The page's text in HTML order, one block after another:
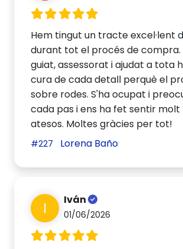
Hem tingut un tracte excel·lent
durant tot el procés de compra.
guiat, assessorat i ajudat a tota
cura de cada detall perquè el
sobre rodes. S'ha ocupat i
cada pas i ens ha fet sentir molt
atesos. Moltes gràcies per tot!
#227 Lorena Baño
I Iván
01/06/2026